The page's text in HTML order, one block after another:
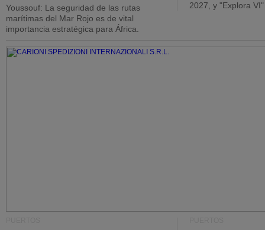
Youssouf: La seguridad de las rutas
marítimas del Mar Rojo es de vital
importancia estratégica para África.
2027, y "Explora